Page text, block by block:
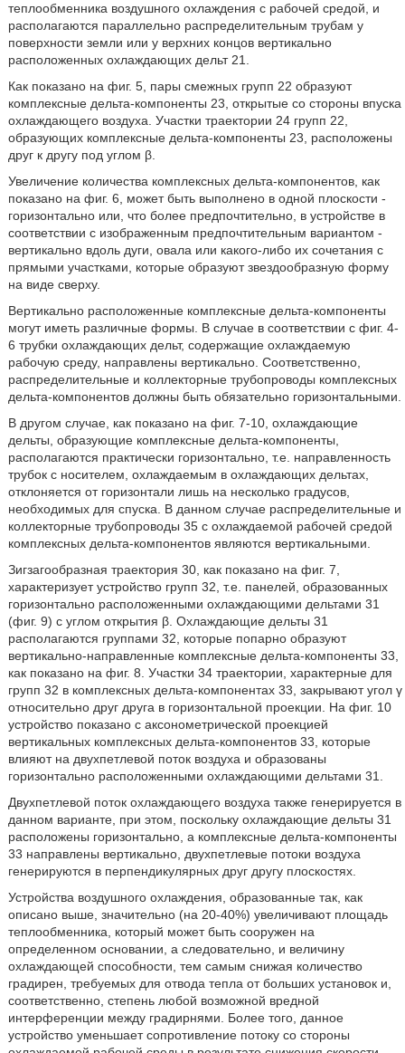
теплообменника воздушного охлаждения с рабочей средой, и
располагаются параллельно распределительным трубам у
поверхности земли или у верхних концов вертикально
расположенных охлаждающих дельт 21.
Как показано на фиг. 5, пары смежных групп 22 образуют
комплексные дельта-компоненты 23, открытые со стороны впуска
охлаждающего воздуха. Участки траектории 24 групп 22,
образующих комплексные дельта-компоненты 23, расположены
друг к другу под углом β.
Увеличение количества комплексных дельта-компонентов, как
показано на фиг. 6, может быть выполнено в одной плоскости -
горизонтально или, что более предпочтительно, в устройстве в
соответствии с изображенным предпочтительным вариантом -
вертикально вдоль дуги, овала или какого-либо их сочетания с
прямыми участками, которые образуют звездообразную форму
на виде сверху.
Вертикально расположенные комплексные дельта-компоненты
могут иметь различные формы. В случае в соответствии с фиг. 4-
6 трубки охлаждающих дельт, содержащие охлаждаемую
рабочую среду, направлены вертикально. Соответственно,
распределительные и коллекторные трубопроводы комплексных
дельта-компонентов должны быть обязательно горизонтальными.
В другом случае, как показано на фиг. 7-10, охлаждающие
дельты, образующие комплексные дельта-компоненты,
располагаются практически горизонтально, т.е. направленность
трубок с носителем, охлаждаемым в охлаждающих дельтах,
отклоняется от горизонтали лишь на несколько градусов,
необходимых для спуска. В данном случае распределительные и
коллекторные трубопроводы 35 с охлаждаемой рабочей средой
комплексных дельта-компонентов являются вертикальными.
Зигзагообразная траектория 30, как показано на фиг. 7,
характеризует устройство групп 32, т.е. панелей, образованных
горизонтально расположенными охлаждающими дельтами 31
(фиг. 9) с углом открытия β. Охлаждающие дельты 31
располагаются группами 32, которые попарно образуют
вертикально-направленные комплексные дельта-компоненты 33,
как показано на фиг. 8. Участки 34 траектории, характерные для
групп 32 в комплексных дельта-компонентах 33, закрывают угол γ
относительно друг друга в горизонтальной проекции. На фиг. 10
устройство показано с аксонометрической проекцией
вертикальных комплексных дельта-компонентов 33, которые
влияют на двухпетлевой поток воздуха и образованы
горизонтально расположенными охлаждающими дельтами 31.
Двухпетлевой поток охлаждающего воздуха также генерируется в
данном варианте, при этом, поскольку охлаждающие дельты 31
расположены горизонтально, а комплексные дельта-компоненты
33 направлены вертикально, двухпетлевые потоки воздуха
генерируются в перпендикулярных друг другу плоскостях.
Устройства воздушного охлаждения, образованные так, как
описано выше, значительно (на 20-40%) увеличивают площадь
теплообменника, который может быть сооружен на
определенном основании, а следовательно, и величину
охлаждающей способности, тем самым снижая количество
градирен, требуемых для отвода тепла от больших установок и,
соответственно, степень любой возможной вредной
интерференции между градирнями. Более того, данное
устройство уменьшает сопротивление потоку со стороны